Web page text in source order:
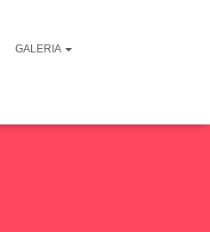
GALERIA